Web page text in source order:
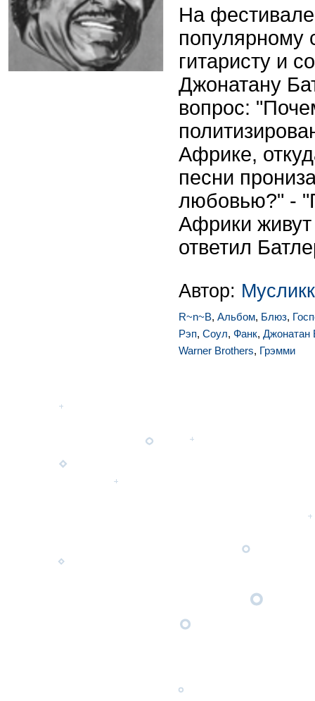
На
популярному
гитаристу и
Джонатану
вопрос:
Африке,
песни
любовью?" -
Африки
ответил
Автор:
R~n~B, Альбом, Блюз,
Рэп, Соул, Фанк, Джонатан
Warner Brothers, Грэмми